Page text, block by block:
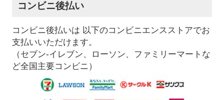
コンビニ後払い
コンビニ後払いは 以下のコンビニエンスストアでお
支払いいただけます。
（セブン-イレブン、ローソン、ファミリーマートな
ど全国主要コンビニ）